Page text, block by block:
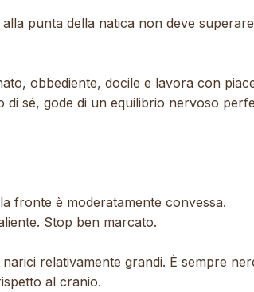
punta della natica non deve superare
obbediente, docile e lavora con
sé, gode di un equilibrio nervoso
fronte è moderatamente convessa.
Stop ben marcato.
relativamente grandi. È sempre
al cranio.